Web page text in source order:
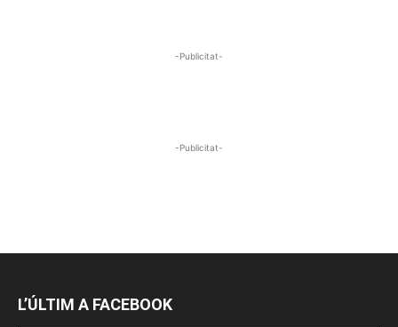
-Publicitat-
-Publicitat-
L’ÚLTIM A FACEBOOK